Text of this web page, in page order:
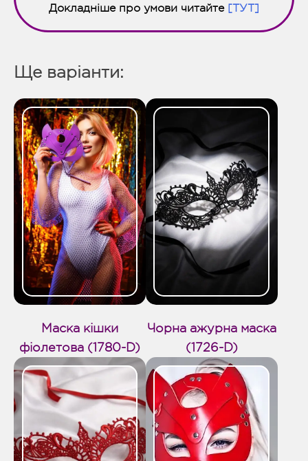
Докладніше про умови читайте [ТУТ]
Ще варіанти:
Маска кішки
фіолетова (1780-D)
Чорна ажурна маска
(1726-D)